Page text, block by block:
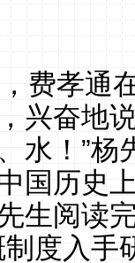
费孝通
兴奋地
水！”杨
国历史
生阅读
制度入手